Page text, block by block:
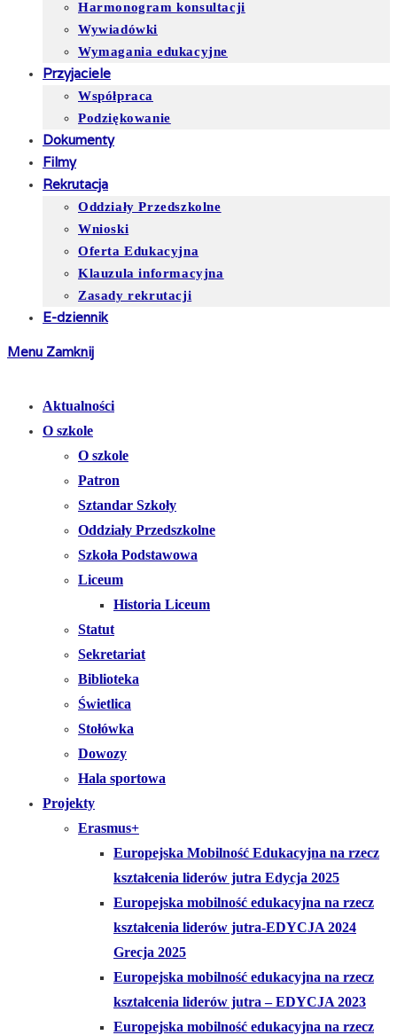
Harmonogram konsultacji
Wywiadówki
Wymagania edukacyjne
Przyjaciele
Współpraca
Podziękowanie
Dokumenty
Filmy
Rekrutacja
Oddziały Przedszkolne
Wnioski
Oferta Edukacyjna
Klauzula informacyjna
Zasady rekrutacji
E-dziennik
Menu Zamknij
Aktualności
O szkole
O szkole
Patron
Sztandar Szkoły
Oddziały Przedszkolne
Szkoła Podstawowa
Liceum
Historia Liceum
Statut
Sekretariat
Biblioteka
Świetlica
Stołówka
Dowozy
Hala sportowa
Projekty
Erasmus+
Europejska Mobilność Edukacyjna na rzecz
kształcenia liderów jutra Edycja 2025
Europejska mobilność edukacyjna na rzecz
kształcenia liderów jutra-EDYCJA 2024
Grecja 2025
Europejska mobilność edukacyjna na rzecz
kształcenia liderów jutra – EDYCJA 2023
Europejska mobilność edukacyjna na rzecz